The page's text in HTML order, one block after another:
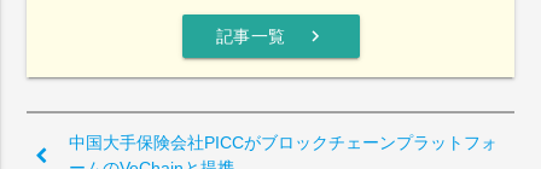
記事一覧 chevron_right
中国大手保険会社PICCがブロックチェーンプラットフォ